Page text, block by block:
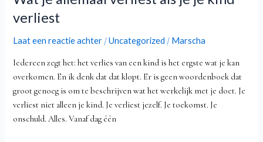
verliest
Laat een reactie achter /Uncategorized / Marscha
Iedereen zegt het: het verlies van een kind is het ergste wat je kan
overkomen. En ik denk dat dat klopt. Er is geen woordenboek dat
groot genoeg is om te beschrijven wat het werkelijk met je doet. Je
verliest niet alleen je kind. Je verliest jezelf. Je toekomst. Je
onschuld. Alles. Vanaf dag één
verliest
als
je
kind
verliest